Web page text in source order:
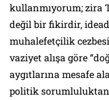
kullanmıyorum; zira
değil bir fikirdir,
muhalefetçilik
vaziyet alışa göre
aygıtlarına mesafe
politik sorumluluktan